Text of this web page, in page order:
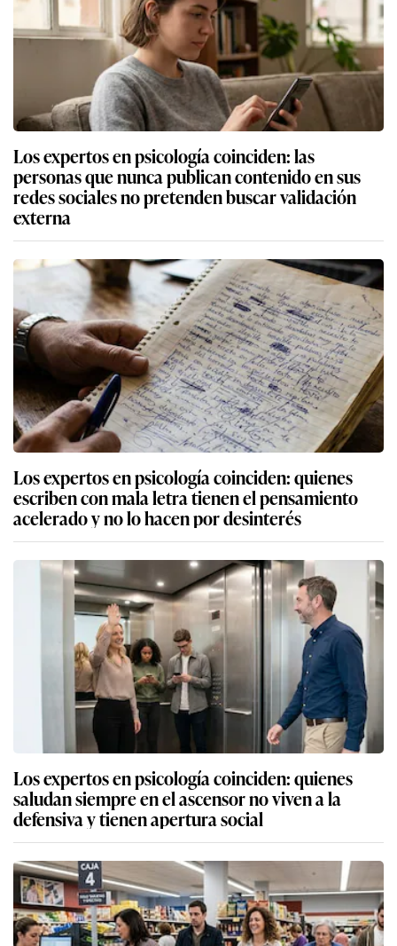
Los expertos en psicología coinciden: las
personas que nunca publican contenido en sus
redes sociales no pretenden buscar validación
externa
Los expertos en psicología coinciden: quienes
escriben con mala letra tienen el pensamiento
acelerado y no lo hacen por desinterés
Los expertos en psicología coinciden: quienes
saludan siempre en el ascensor no viven a la
defensiva y tienen apertura social